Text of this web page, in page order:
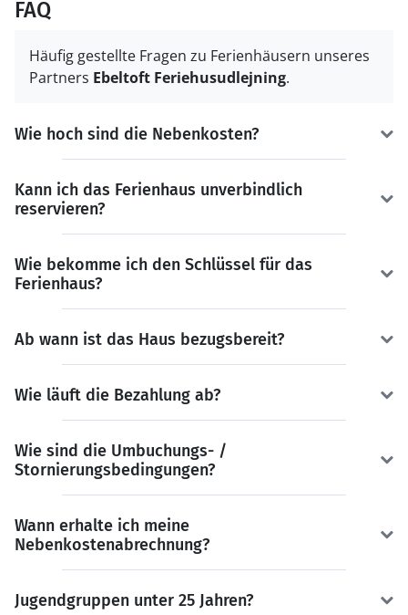
FAQ
Häufig gestellte Fragen zu Ferienhäusern unseres
Partners Ebeltoft Feriehusudlejning.
Wie hoch sind die Nebenkosten?
Kann ich das Ferienhaus unverbindlich
reservieren?
Wie bekomme ich den Schlüssel für das
Ferienhaus?
Ab wann ist das Haus bezugsbereit?
Wie läuft die Bezahlung ab?
Wie sind die Umbuchungs- /
Stornierungsbedingungen?
Wann erhalte ich meine
Nebenkostenabrechnung?
Jugendgruppen unter 25 Jahren?